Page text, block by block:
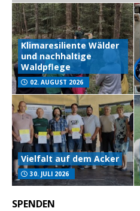
Klimaresiliente Wälder
und nachhaltige
Waldpflege
02. AUGUST 2026
Vielfalt auf dem Acker
30. JULI 2026
SPENDEN